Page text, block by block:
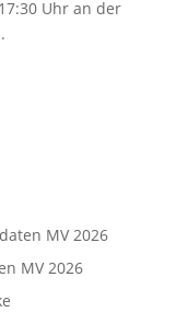
Uhr an der
MV 2026
MV 2026